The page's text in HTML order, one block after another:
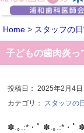
Home > スタッフの
子どもの歯肉炎っ
投稿日：2025年2月4日
カテゴリ： スタッフの
✽.｡.:*・ﾟ ✽.｡.:*・ﾟ